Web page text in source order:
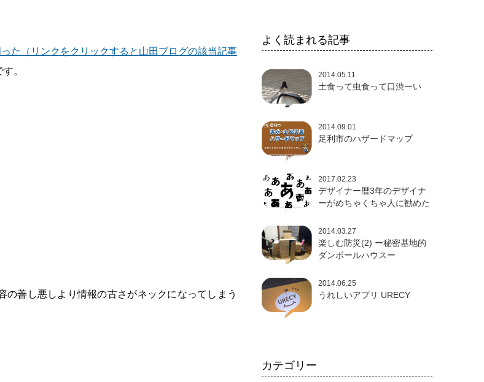
た（リンクをクリックすると山田ブログの該当記事
。
の善し悪しより情報の古さがネックになってしまう
よく読まれる記事
2014.05.11
土食って虫食って口渋ーい
2014.09.01
足利市のハザードマップ
2017.02.23
デザイナー暦3年のデザイナ
ーがめちゃくちゃ人に勧めた
2014.03.27
楽しむ防災(2) ー秘密基地的
ダンボールハウスー
2014.06.25
うれしいアプリ URECY
カテゴリー